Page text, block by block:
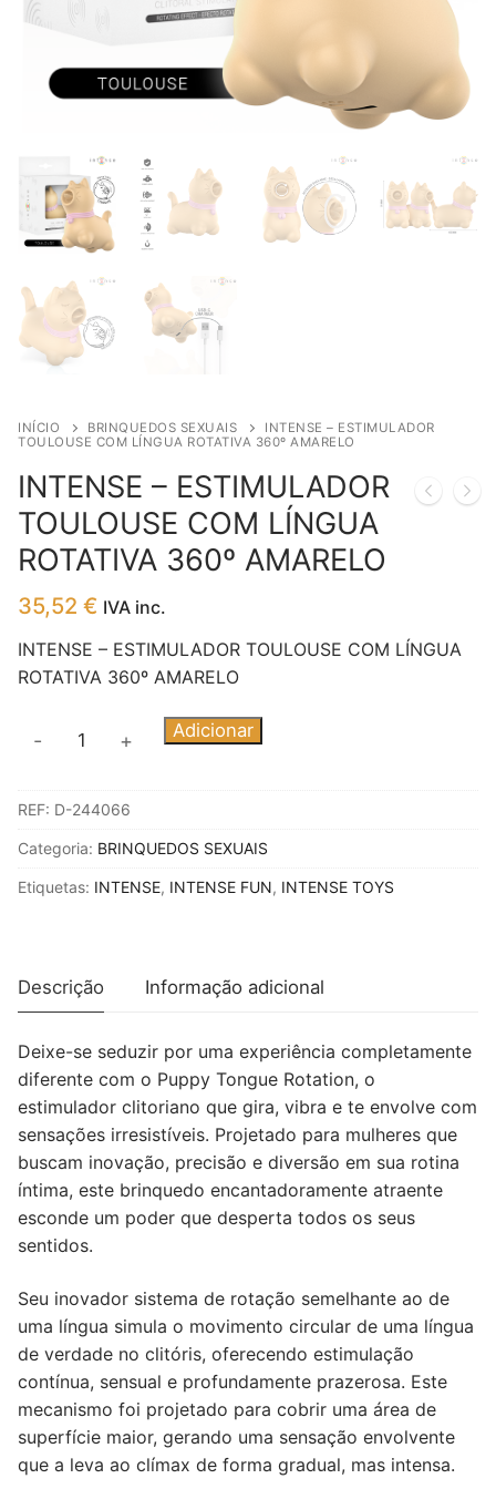
INÍCIO BRINQUEDOS SEXUAIS
INTENSE – ESTIMULADOR
TOULOUSE COM LÍNGUA ROTATIVA 360º AMARELO
INTENSE – ESTIMULADOR
TOULOUSE COM LÍNGUA
ROTATIVA 360º AMARELO
35,52 € IVA inc.
INTENSE – ESTIMULADOR TOULOUSE COM LÍNGUA
ROTATIVA 360º AMARELO
Quantidade
-
ESTIMULADOR
COM
360º
AMARELO
- + Adicionar
REF: D-244066
Categoria: BRINQUEDOS SEXUAIS
Etiquetas: INTENSE, INTENSE FUN, INTENSE TOYS
Descrição Informação adicional
Deixe-se seduzir por uma experiência completamente
diferente com o Puppy Tongue Rotation, o
estimulador clitoriano que gira, vibra e te envolve com
sensações irresistíveis. Projetado para mulheres que
buscam inovação, precisão e diversão em sua rotina
íntima, este brinquedo encantadoramente atraente
esconde um poder que desperta todos os seus
sentidos.
Seu inovador sistema de rotação semelhante ao de
uma língua simula o movimento circular de uma língua
de verdade no clitóris, oferecendo estimulação
contínua, sensual e profundamente prazerosa. Este
mecanismo foi projetado para cobrir uma área de
superfície maior, gerando uma sensação envolvente
que a leva ao clímax de forma gradual, mas intensa.